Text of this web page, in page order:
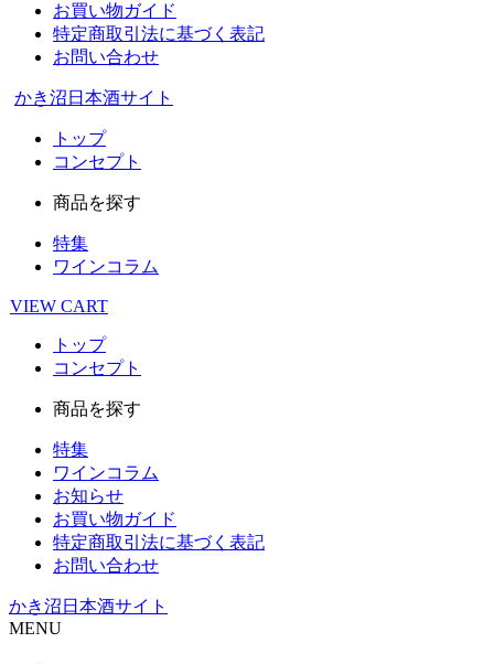
お買い物ガイド
特定商取引法に基づく表記
お問い合わせ
かき沼日本酒サイト
トップ
コンセプト
商品を探す
特集
ワインコラム
VIEW CART
トップ
コンセプト
商品を探す
特集
ワインコラム
お知らせ
お買い物ガイド
特定商取引法に基づく表記
お問い合わせ
かき沼日本酒サイト
MENU